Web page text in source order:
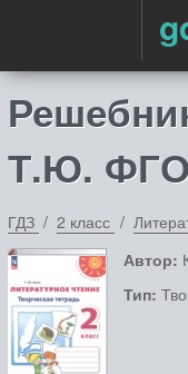
Т.Ю.
ГДЗ 2 класс
Автор:
Тип: